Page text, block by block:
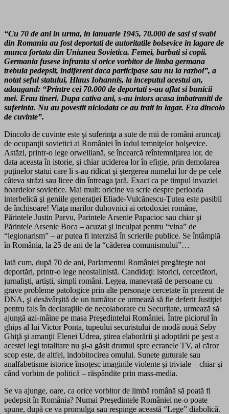
“Cu 70 de ani in urma, in ianuarie 1945, 70.000 de sasi si svabi
din Romania au fost deportati de autoritatile bolsevice in lagare de
munca fortata din Uniunea Sovietica. Femei, barbati si copii.
Germania fusese infranta si orice vorbitor de limba germana
trebuia pedepsit, indiferent daca participase sau nu la razboi”, a
notat seful statului, Hlaus Iohannis, la inceputul acestui an,
adaugand: “Printre cei 70.000 de deportati s-au aflat si bunicii
mei. Erau tineri. Dupa cativa ani, s-au intors acasa imbatraniti de
suferinta. Nu au povestit niciodata ce au trait in lagar. Era dincolo
de cuvinte”.
Dincolo de cuvinte este şi suferinţa a sute de mii de români aruncaţi
de ocupanţii sovietici ai României în iadul temniţelor bolşevice.
Astăzi, printr-o lege orwelliană, se încearcă reîntemniţarea lor, de
data aceasta în istorie, şi chiar uciderea lor în efigie, prin demolarea
puţinelor statui care li s-au ridicat şi ştergerea numelui lor de pe cele
câteva străzi sau licee din întreaga ţară. Exact ca pe timpul invaziei
hoardelor sovietice. Mai mult: oricine va scrie despre perioada
interbelică şi geniile generaţiei Eliade-Vulcănescu-Ţutea este pasibil
de închisoare! Viaţa marilor duhovnici ai ortodoxiei române,
Părintele Justin Parvu, Parintele Arsenie Papacioc sau chiar şi
Părintele Arsenie Boca – acuzat şi inculpat pentru “vina” de
“legionarism” – ar putea fi interzisă în scrierile publice. Se întâmplă
în România, la 25 de ani de la “căderea comunismului”…
Iată cum, după 70 de ani, Parlamentul României pregăteşte noi
deportări, printr-o lege neostalinistă. Candidaţi: istorici, cercetători,
jurnalişti, artişti, simpli români. Legea, manevrată de persoane cu
grave probleme patologice prin alte personaje cercetate în prezent de
DNA, şi desăvârşită de un turnător ce urmează să fie deferit Justiţiei
pentru fals în declaraţiile de necolaborare cu Securitate, urmează să
ajungă azi-mâine pe masa Preşedintelui României. Între piciorul în
ghips al lui Victor Ponta, tupeului securistului de modă nouă Seby
Ghiţă şi amanţii Elenei Udrea, ştirea elaborării şi adoptării pe şest a
acestei legi totalitare nu şi-a găsit drumul spre ecranele TV, al căror
scop este, de altfel, indobitocirea omului. Sunete guturale sau
analfabetisme istorice însoţesc imaginile violente şi triviale – chiar şi
când vorbim de politică – răspândite prin mass-media.
Se va ajunge, oare, ca orice vorbitor de limbă română să poată fi
pedepsit în România? Numai Preşedintele României ne-o poate
spune, după ce va promulga sau respinge această “Lege” diabolică.